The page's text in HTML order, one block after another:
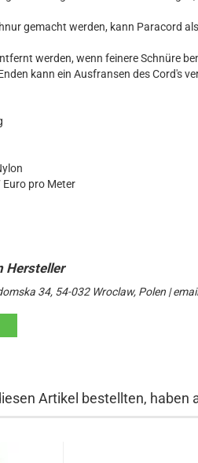
gemacht werden, kann Paracord
werden, wenn feinere Schnüre
kann ein Ausfransen des Cord's
pro Meter
34, 54-032 Wroclaw, Polen |
Artikel bestellten, haben